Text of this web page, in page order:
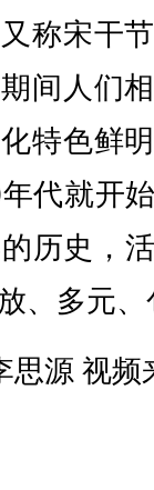
宋干节
间人们
特色鲜
代就开
历史，
、多元
源 视频